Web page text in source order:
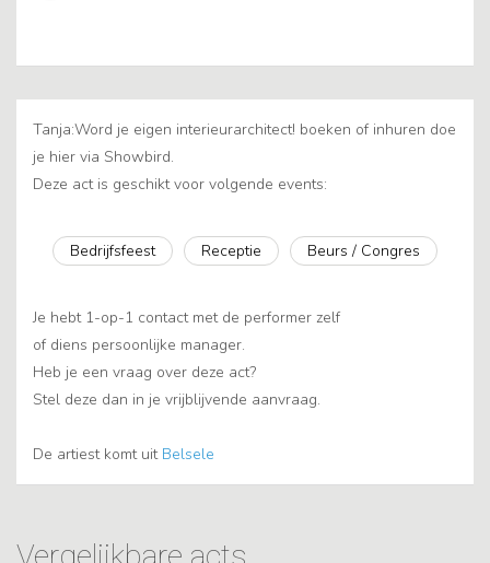
Tanja:Word je eigen interieurarchitect! boeken of inhuren doe
je hier via Showbird.
Deze act is geschikt voor volgende events:
Bedrijfsfeest Receptie Beurs / Congres
Je hebt 1-op-1 contact met de performer zelf
of diens persoonlijke manager.
Heb je een vraag over deze act?
Stel deze dan in je vrijblijvende aanvraag.
De artiest komt uit Belsele